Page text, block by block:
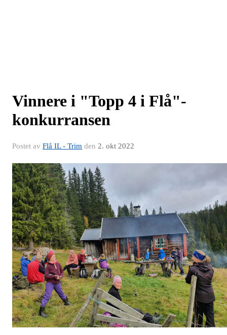
Vinnere i "Topp 4 i Flå"-
konkurransen
Postet av Flå IL - Trim den 2. okt 2022